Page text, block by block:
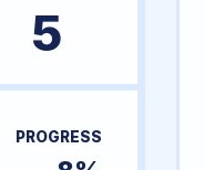
5
PROGRESS